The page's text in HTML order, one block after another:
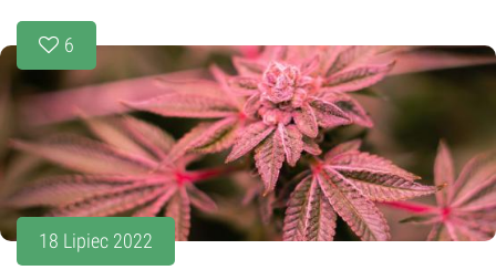
6
18 Lipiec 2022